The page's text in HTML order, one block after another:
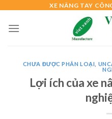
content
XE NÂNG TAY
CHƯA ĐƯỢC PHÂN LOẠI
Lợi ích của xe